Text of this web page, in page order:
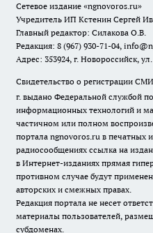
Сетевое издание «ngnovoros.ru»
Учредитель ИП Кстенин Сергей
Главный редактор: Силакова О.В.
Редакция: 8 (967) 930-71-04,
Адрес: 353924, г. Новороссийск,
Свидетельство о регистрации
г. выдано Федеральной службой
информационных технологий и
частичном или полном
портала ngnovoros.ru в печатных
радиосообщениях ссылка на
в Интернет-изданиях прямая
противном случае будут
авторских и смежных правах.
Редакция портала не несет
материалы пользователей,
субдоменах.